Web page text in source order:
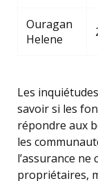
Ouragan
Helene
Les
savoir si les
répondre aux
les
l’assurance
propriétaires,